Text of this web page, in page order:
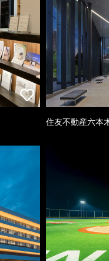
住友不動産六本